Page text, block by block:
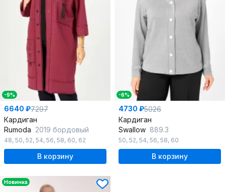
-9%
6640 ₽7297
Кардиган
Rumoda 2019 бордовый
48, 50, 52, 54, 56, 58, 60, 62
В корзину
-6%
4730 ₽5026
Кардиган
Swallow 889.3
50, 52, 54, 56, 58, 60
В корзину
Новинка